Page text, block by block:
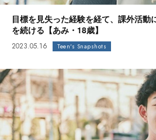
目標を見失った経験を経て、課外活動
を続ける【あみ・18歳】
2023.05.16 Teen's Snapshots